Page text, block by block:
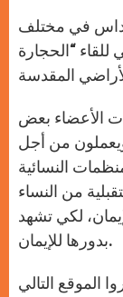
في مختلف
للقاء “الحجارة
الأعضاء بعض
من أجل
النسائية
من النساء
لكي تشهد
بدورها للإيمان.
الموقع التالي: